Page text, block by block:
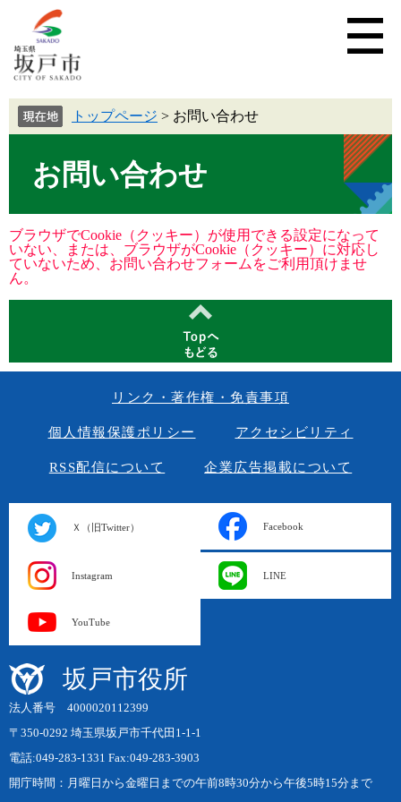
トップページ > お問い合わせ
お問い合わせ
ブラウザでCookie（クッキー）が使用できる設定になって
いない、または、ブラウザがCookie（クッキー）に対応し
ていないため、お問い合わせフォームをご利用頂けませ
ん。
リンク・著作権・免責事項
個人情報保護ポリシー アクセシビリティ
RSS配信について 企業広告掲載について
Ｘ（旧Twitter） Facebook
Instagram LINE
YouTube
坂戸市役所
法人番号 4000020112399
〒350-0292 埼玉県坂戸市千代田1-1-1
電話:049-283-1331 Fax:049-283-3903
開庁時間：月曜日から金曜日までの午前8時30分から午後5時15分まで